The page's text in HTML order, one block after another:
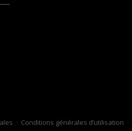
Conditions générales d’utilisation